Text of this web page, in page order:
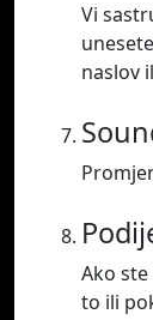
Vi
naslov
Ako
to ili